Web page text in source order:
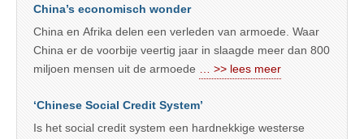
China’s economisch wonder
China en Afrika delen een verleden van armoede. Waar
China er de voorbije veertig jaar in slaagde meer dan 800
miljoen mensen uit de armoede … >> lees meer
‘Chinese Social Credit System’
Is het social credit system een hardnekkige westerse